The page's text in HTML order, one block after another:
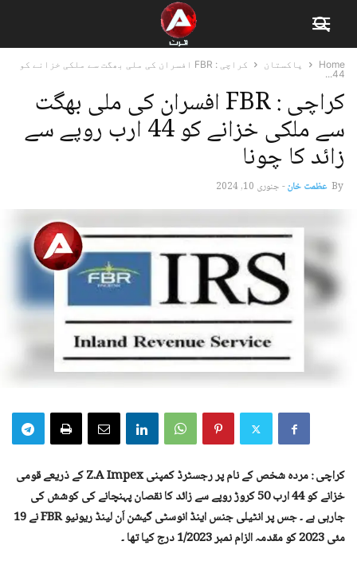
Home پاکستان
کراچی : FBR افسران کی ملی بھگت سے ملکی خزانے کو
44...
کراچی : FBR افسران کی ملی بھگت
سے ملکی خزانے کو 44 ارب روپے سے
زائد کا چونا
By عظمت خان-جنوری 10, 2024
کراچی : مردہ شخص کے نام پر رجسٹرڈ کمپنی Z.A Impex کے ذریعے قومی
خزانے کو 44 ارب 50 کروڑ روپے سے زائد کا نقصان پہنچانے کی کوشش کی
جارہی ہے ۔ جس پر انٹیلی جنس اینڈ انوسٹی گیشن اَن لینڈ ریونیو FBR نے 19
مئی 2023 کو مقدمہ الزام نمبر 1/2023 درج کیا تھا ۔